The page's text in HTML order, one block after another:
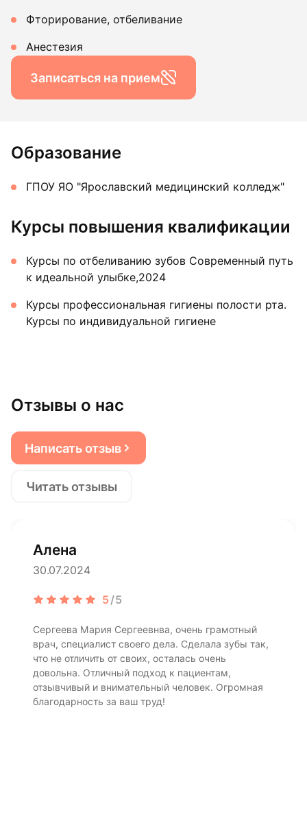
Фторирование, отбеливание
Анестезия
Записаться на прием
Образование
ГПОУ ЯО "Ярославский медицинский колледж"
Курсы повышения квалификации
Курсы по отбеливанию зубов Современный путь
к идеальной улыбке,2024
Курсы профессиональная гигиены полости рта.
Курсы по индивидуальной гигиене
Отзывы о нас
Написать отзыв
Читать отзывы
Алена
30.07.2024
5/5
Сергеева Мария Сергеевнва, очень грамотный
врач, специалист своего дела. Сделала зубы так,
что не отличить от своих, осталась очень
довольна. Отличный подход к пациентам,
отзывчивый и внимательный человек. Огромная
благодарность за ваш труд!